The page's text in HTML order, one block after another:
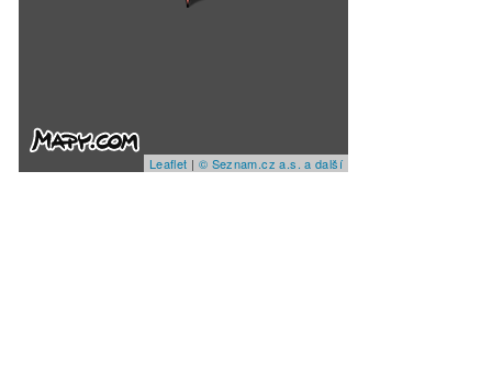
Leaflet | © Seznam.cz a.s. a další